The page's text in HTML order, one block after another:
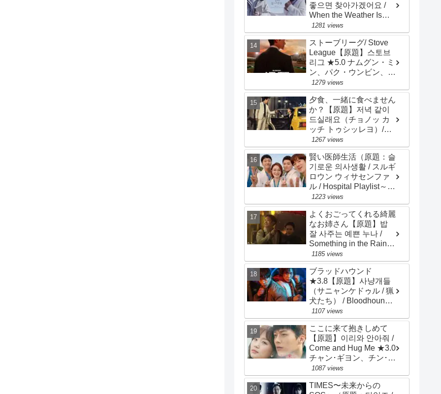
좋으면 찾아가겠어요 /
When the Weather Is
Fine）★2.8 ソ・ガンジ
ュン、パク・ミニョン
1281 views
ストーブリーグ/ Stove
League【原題】스토브
리그 ★5.0 ナムグン・ミ
ン、パク・ウンビン、
オ・ジョンセ、チョ・ビ
ョンギュ
1279 views
夕食、一緒に食べません
か？【原題】저녁 같이
드실래요（チョノッ カ
ッチ トゥシッレヨ）/
Dinner Mate ★3.2 ソン･
スンホン、ソ･ジヘ
1267 views
賢い医師生活（原題：슬
기로운 의사생활 / スルギ
ロウン ウィサセンファ
ル / Hospital Playlist～
Wise Doctor Life）★4.0
チョ･ジョンソク、チョ
ン･ギョンホ、ユ･ヨンソ
ク
1223 views
よくおごってくれる綺麗
なお姉さん【原題】밥
잘 사주는 예쁜 누나 /
Something in the Rain～
Pretty Sister Who Buys
Me Food ★3.0 ソン・イ
ェジン、チョン・ヘイン
1185 views
ブラッドハウンド
★3.8【原題】사냥개들
（サニャンケドゥル / 猟
犬たち） / Bloodhounds
/ 主演：ウ・ドファン、
イ・サンイ
1107 views
ここに来て抱きしめて
【原題】이리와 안아줘 /
Come and Hug Me ★3.0
チャン･ギヨン、チン･キ
ジュ、ナム･ダルム、リ
ュ･ハンビ、ホ･ジュノ
1087 views
TIMES〜未来からの